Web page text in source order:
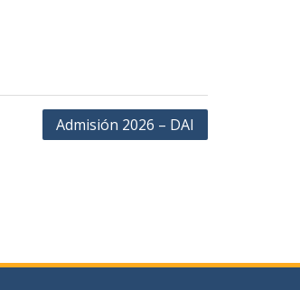
Admisión 2026 – DAI